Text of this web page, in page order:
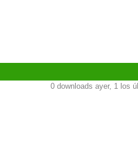
0 downloads ayer, 1 los